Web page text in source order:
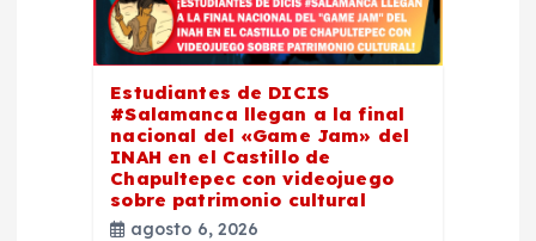
Estudiantes de DICIS
#Salamanca llegan a la final
nacional del «Game Jam» del
INAH en el Castillo de
Chapultepec con videojuego
sobre patrimonio cultural
agosto 6, 2026